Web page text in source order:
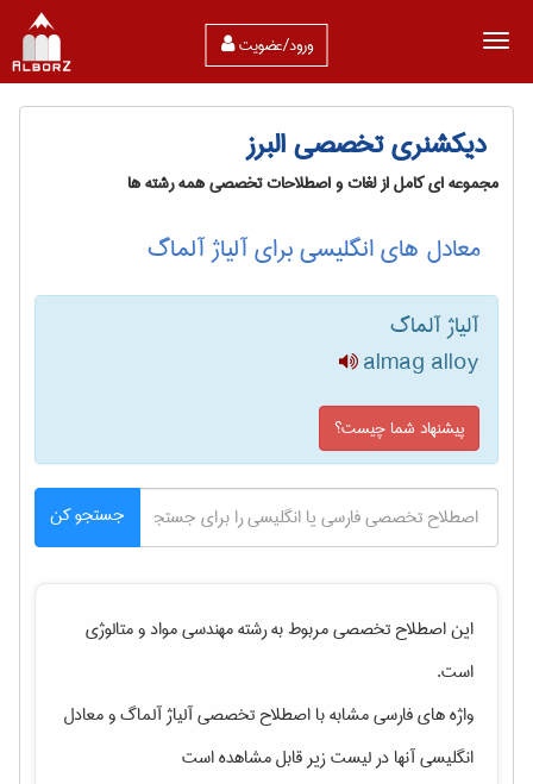
ورود/عضویت
دیکشنری تخصصی البرز
مجموعه ای کامل از لغات و اصطلاحات تخصصی همه رشته ها
معادل های انگلیسی برای آلیاژ آلماگ
آلیاژ آلماگ
almag alloy
پیشنهاد شما چیست؟
جستجو کن
این اصطلاح تخصصی مربوط به رشتهمهندسی مواد و متالوژی
است.
واژه های فارسی مشابه با اصطلاح تخصصیآلیاژ آلماگو معادل
انگلیسی آنها در لیست زیر قابل مشاهده است